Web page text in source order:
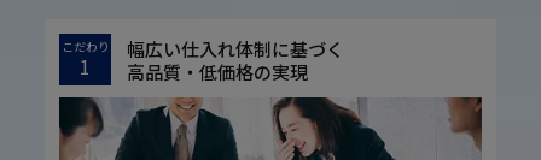
こだわり
1
幅広い仕入れ体制に基づく
高品質・低価格の実現